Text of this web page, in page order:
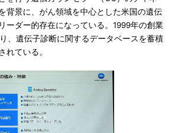
背景に、がん領域を中心とした米国の遺伝
ーダー的存在になっている。1999年の創業
、遺伝子診断に関するデータベースを蓄積
れている。